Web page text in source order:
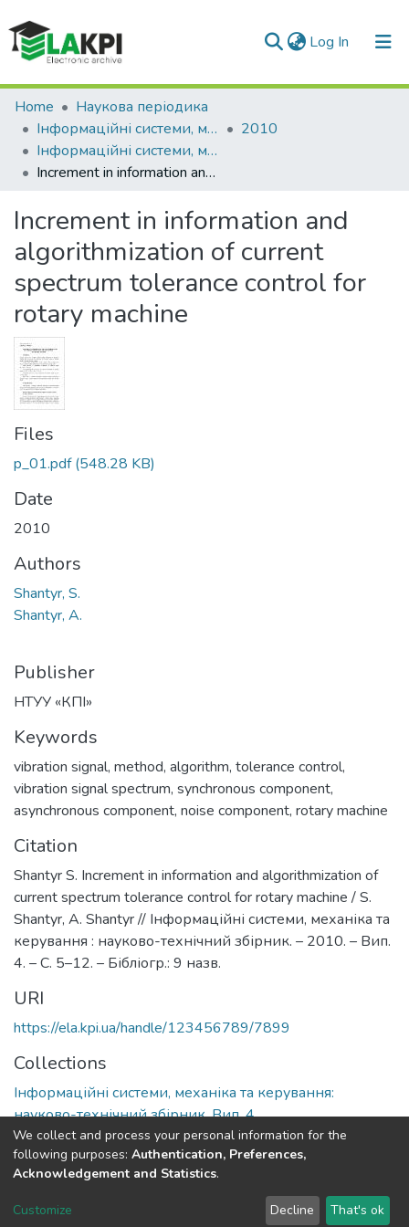
Log In (current)
Communities & Collections
All of DSpace
Statistics
Home
Наукова періодика
Інформаційні системи, механіка та керування
2010
Інформаційні системи, механіка та керування: науково-технічний збірник, Вип. 4
Increment in information and algorithmization of current spectrum tolerance control for rotary machine
Increment in information and
algorithmization of current
spectrum tolerance control for
rotary machine
Files
p_01.pdf(548.28 KB)
Date
2010
Authors
Shantyr, S.
Shantyr, A.
Publisher
НТУУ «КПІ»
Keywords
vibration signal, method, algorithm, tolerance control,
vibration signal spectrum, synchronous component,
asynchronous component, noise component, rotary machine
Citation
Shantyr S. Increment in information and algorithmization of
current spectrum tolerance control for rotary machine / S.
Shantyr, A. Shantyr // Інформаційні системи, механіка та
керування : науково-технічний збірник. – 2010. – Вип.
4. – С. 5–12. – Бібліогр.: 9 назв.
URI
https://ela.kpi.ua/handle/123456789/7899
Collections
Інформаційні системи, механіка та керування:
науково-технічний збірник, Вип. 4
Full item page
DSpace software copyright © 2002-2026 LYRASIS
We collect and process your personal information for the
following purposes: Authentication, Preferences,
Acknowledgement and Statistics.
Customize Decline That's ok